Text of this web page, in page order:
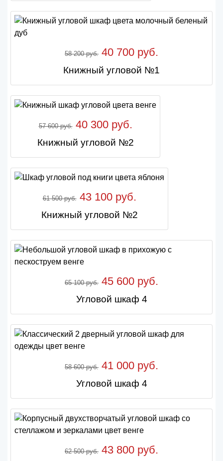
58 200 руб. 40 700 руб.
Книжный угловой №1
57 600 руб.40 300 руб.
Книжный угловой №2
61 500 руб.43 100 руб.
Книжный угловой №2
65 100 руб. 45 600 руб.
Угловой шкаф 4
58 600 руб. 41 000 руб.
Угловой шкаф 4
62 500 руб. 43 800 руб.